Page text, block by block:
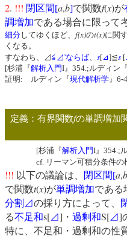
2. !!! 閉区間[a,b]で関数f(x)が
調増加である場合に限って
細分してゆくほど、 f(x)のt(x)に関
くなる。
すなわち、⊿≦⊿'ならば s[⊿]≦s [
[杉浦『解析入門I』354.;ルディン『
証明: ルディン『現代解析学 』
定義：有界関数fの単調増加
上
[杉浦『解析入門I』354.;
cf. リーマン可積分条件の検
!!! 以下の議論は、 閉区間[a,b
で関数t(x)が単調増加である
分割⊿の採り方によって、
る不足和s[⊿] ・ 過剰和S[⊿]
特に、不足和・過剰和の性